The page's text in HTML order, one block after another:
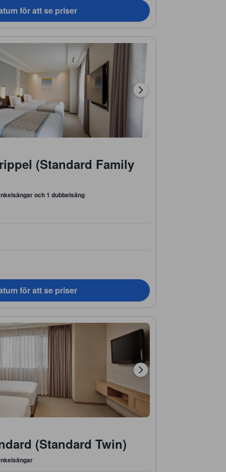
för att se priser
(Standard Family
och 1 dubbelsäng
för att se priser
(Standard Twin)